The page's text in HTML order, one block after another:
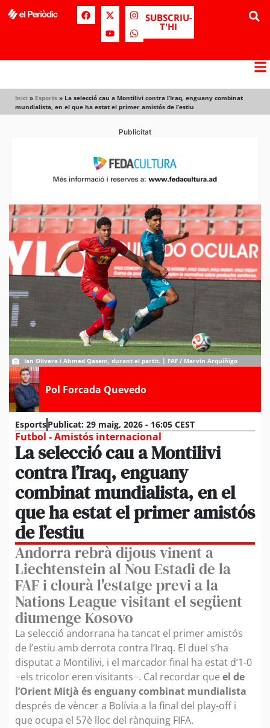
SUBSCRIU-
T'HI
Inici » Esports » La selecció cau a Montilivi contra l’Iraq, enguany combinat
mundialista, en el que ha estat el primer amistós de l’estiu
Publicitat
Ian Olivera i Ahmed Qasem, durant el partit. | FAF / Marvin Arquíñigo
Pol Forcada Quevedo
EsportsPublicat: 29 maig, 2026 - 16:05 CEST
Futbol - Amistós internacional
La selecció cau a Montilivi
contra l’Iraq, enguany
combinat mundialista, en el
que ha estat el primer amistós
de l’estiu
Andorra rebrà dijous vinent a
Liechtenstein al Nou Estadi de la
FAF i clourà l'estatge previ a la
Nations League visitant el següent
diumenge Kosovo
La selecció andorrana ha tancat el primer amistós
de l’estiu amb derrota contra l’Iraq. El duel s’ha
disputat a Montilivi, i el marcador final ha estat d’1-0
−els tricolor eren visitants−. Cal recordar que el de
l’Orient Mitjà és enguany combinat mundialista
després de vèncer a Bolívia a la final del play-off i
que ocupa el 57è lloc del rànquing FIFA.